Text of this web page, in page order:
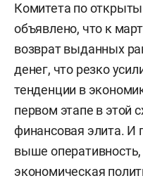
Комитета по
объявлено, что к
возврат выданных
денег, что резко
тенденции в
первом этапе в этой
финансовая элита. И
выше оперативность,
экономическая